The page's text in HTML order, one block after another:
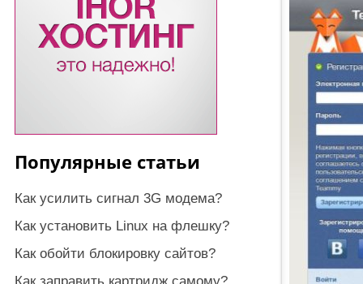
Популярные статьи
Как усилить сигнал 3G модема?
Как установить Linux на флешку?
Как обойти блокировку сайтов?